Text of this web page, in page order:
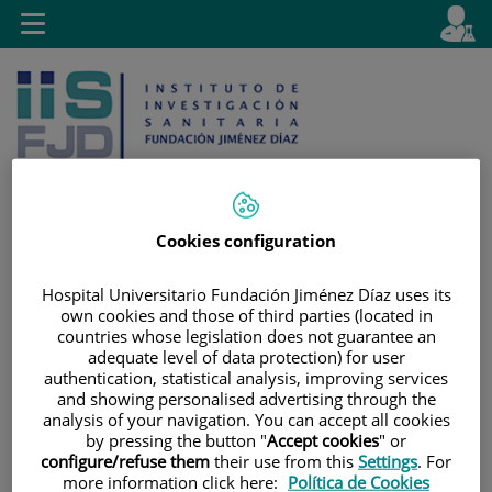
Saltar al contenido
contenido
activo
es
Toggle
navigation
Cookies configuration
Hospital Universitario Fundación Jiménez Díaz uses its
own cookies and those of third parties (located in
countries whose legislation does not guarantee an
adequate level of data protection) for user
authentication, statistical analysis, improving services
and showing personalised advertising through the
analysis of your navigation. You can accept all cookies
by pressing the button "Accept cookies" or
configure/refuse them their use from this Settings. For
more information click here: Política de Cookies